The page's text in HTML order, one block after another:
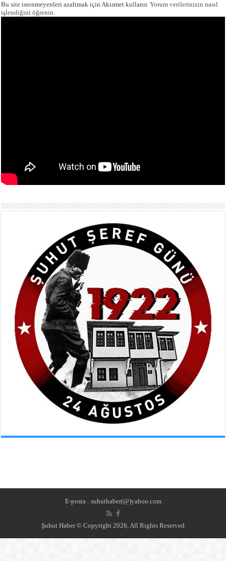
Bu site istenmeyenleri azaltmak için Akismet kullanır.Yorum verilerinizin nasıl
işlendiğini öğrenin.
E-posta : suhuthaber(@)yahoo.com
Şuhut Haber © Copyright 2026, All Rights Reserved